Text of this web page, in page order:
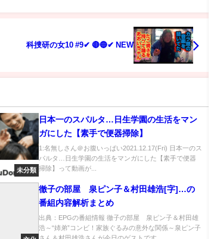
科捜研の女10 #9✔ 🔴🔵✔ NEW
未分類
日本一のスパルタ…日生学園の生活をマン
ガにした【素手で便器掃除】
1:名無しさん＠お腹いっぱい2021.12.17(Fri) 日本一のス
パルタ…日生学園の生活をマンガにした【素手で便器
掃除】って動画が...
徹子の部屋 泉ピン子＆村田雄浩[字]…の
番組内容解析まとめ
出典：EPGの番組情報 徹子の部屋 泉ピン子＆村田雄
浩～“姉弟”コンビ！家族ぐるみの意外な関係～泉ピン子